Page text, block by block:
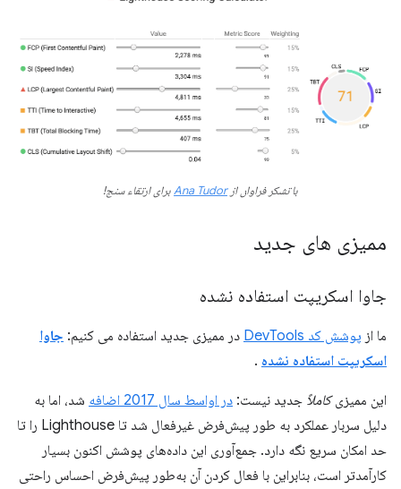
با تشکر فراوان ازAna Tudorبرای ارتقاء سنج!
ممیزی های جدید
جاوا اسکریپت استفاده نشده
ما از پوشش کد DevTools در ممیزی جدید استفاده می کنیم: جاوا
اسکریپت استفاده نشده .
این ممیزیکاملاً جدید نیست: در اواسط سال 2017 اضافه
شد، اما به
دلیل سربار عملکرد به طور پیش‌فرض غیرفعال شد تا Lighthouse را تا
حد امکان سریع نگه دارد. جمع‌آوری این داده‌های پوشش اکنون بسیار
کارآمدتر است، بنابراین با فعال کردن آن به‌طور پیش‌فرض احساس راحتی